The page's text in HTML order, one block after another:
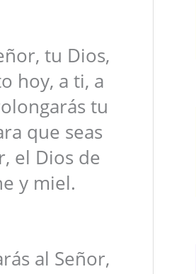
tu Dios,
hoy, a ti, a
tu
que seas
el Dios de
y miel.
al Señor,